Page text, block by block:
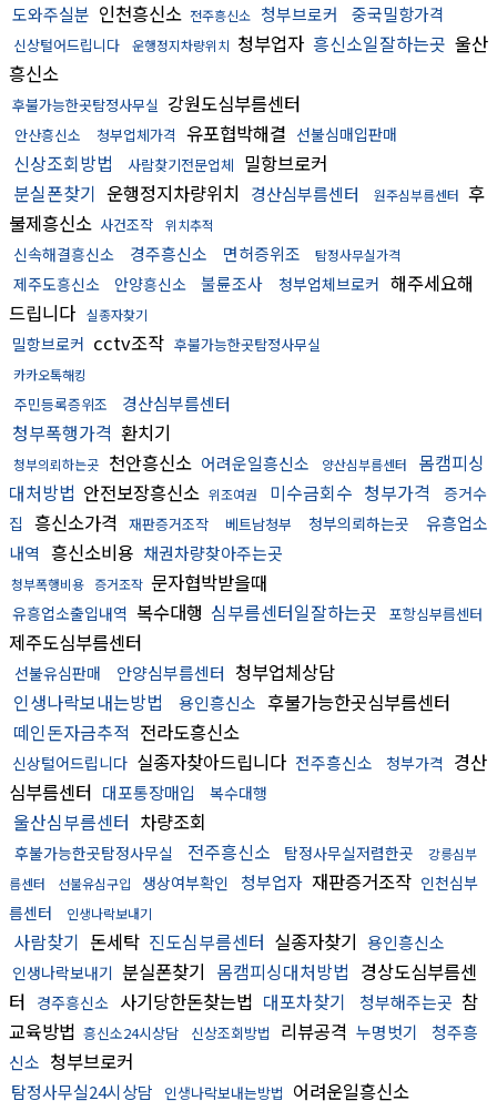
도와주실분 인천흥신소 전주흥신소 청부브로커 중국밀항가격
신상털어드립니다 운행정지차량위치 청부업자 흥신소일잘하는곳 울산
흥신소
후불가능한곳탐정사무실 강원도심부름센터
안산흥신소 청부업체가격 유포협박해결 선불심매입판매
신상조회방법 사람찾기전문업체 밀항브로커
분실폰찾기 운행정지차량위치 경산심부름센터 원주심부름센터 후
불제흥신소 사건조작 위치추적
신속해결흥신소 경주흥신소 면허증위조 탐정사무실가격
제주도흥신소 안양흥신소 불륜조사 청부업체브로커 해주세요해
드립니다 실종자찾기
밀항브로커 cctv조작 후불가능한곳탐정사무실
카카오톡해킹
주민등록증위조 경산심부름센터
청부폭행가격 환치기
청부의뢰하는곳 천안흥신소 어려운일흥신소 양산심부름센터
몸캠피싱
대처방법 안전보장흥신소 위조여권 미수금회수 청부가격
증거수
집 흥신소가격 재판증거조작 베트남청부 청부의뢰하는곳
유흥업소
내역 흥신소비용 채권차량찾아주는곳
청부폭행비용 증거조작 문자협박받을때
유흥업소출입내역 복수대행 심부름센터일잘하는곳 포항심부름센터
제주도심부름센터
선불유심판매 안양심부름센터 청부업체상담
인생나락보내는방법
용인흥신소 후불가능한곳심부름센터
떼인돈자금추적 전라도흥신소
신상털어드립니다 실종자찾아드립니다 전주흥신소 청부가격 경산
심부름센터 대포통장매입 복수대행
울산심부름센터 차량조회
후불가능한곳탐정사무실 전주흥신소 탐정사무실저렴한곳
강릉심부
름센터
선불유심구입 생상여부확인 청부업자 재판증거조작 인천심부
름센터
인생나락보내기
사람찾기 돈세탁 진도심부름센터 실종자찾기 용인흥신소
인생나락보내기 분실폰찾기 몸캠피싱대처방법 경상도심부름센
터 경주흥신소 사기당한돈찾는법 대포차찾기 청부해주는곳 참
교육방법 흥신소24시상담 신상조회방법 리뷰공격 누명벗기
청주흥
신소 청부브로커
탐정사무실24시상담 인생나락보내는방법 어려운일흥신소